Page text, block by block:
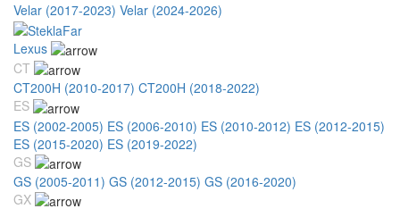
Velar (2017-2023) Velar (2024-2026)
Lexus
CT
CT200H (2010-2017) CT200H (2018-2022)
ES
ES (2002-2005) ES (2006-2010) ES (2010-2012) ES (2012-2015)
ES (2015-2020) ES (2019-2022)
GS
GS (2005-2011) GS (2012-2015) GS (2016-2020)
GX